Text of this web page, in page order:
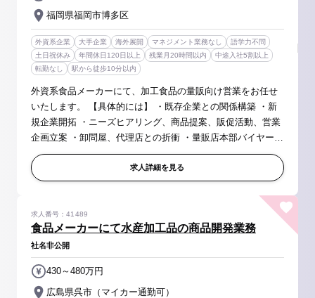
福岡県福岡市博多区
外資系企業 大手企業 海外展開 マネジメント業務なし
語学力不問
土日祝休み
年間休日120日以上 残業月20時間以内
中途入社5割以上
転勤なし
駅から徒歩10分以内
外資系食品メーカーにて、加工食品の量販向け営業をお任せ
いたします。 【具体的には】 ・既存企業との関係構築 ・新
規企業開拓 ・ニーズヒアリング、商品提案、販促活動、営業
企画立案 ・卸問屋、代理店との折衝 ・量販店本部バイヤーと
の折衝 ・社内の他部門との折衝 ※商材は韓国の加工食品、調
味料、飲料、...
求人詳細を見る
食品メーカーにて水産加工品の商品開発業務
求人番号：41489
社名非公開
広島県呉市（マイカー通勤可）
430～480万円